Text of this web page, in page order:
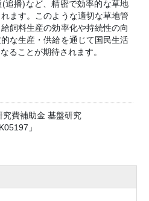
追播)など、精密で効率的な草地
ます。このような適切な草地管
飼料生産の効率化や持続性の向
な生産・供給を通じて国民生活
ることが期待されます。
費補助金 基盤研究
」